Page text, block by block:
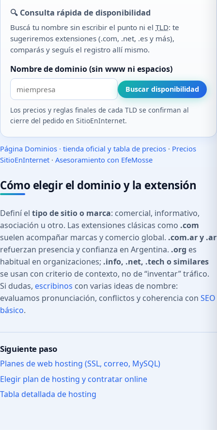
🔍 Consulta rápida de disponibilidad
Buscá tu nombre sin escribir el punto ni el TLD: te
sugeriremos extensiones (.com, .net, .es y más),
comparás y seguís el registro allí mismo.
Nombre de dominio (sin www ni espacios)
Buscar disponibilidad
Los precios y reglas finales de cada TLD se confirman al
cierre del pedido en SitioEnInternet.
Página Dominios · tienda oficial y tabla de precios · Precios
SitioEnInternet · Asesoramiento con EfeMosse
Cómo elegir el dominio y la extensión
Definí el tipo de sitio o marca: comercial, informativo,
asociación u otro. Las extensiones clásicas como .com
suelen acompañar marcas y comercio global. .com.ar y .ar
refuerzan presencia y confianza en Argentina. .org es
habitual en organizaciones; .info, .net, .tech o similares
se usan con criterio de contexto, no de “inventar” tráfico.
Si dudas, escribinos con varias ideas de nombre:
evaluamos pronunciación, conflictos y coherencia con SEO
básico.
Siguiente paso
Planes de web hosting (SSL, correo, MySQL)
Elegir plan de hosting y contratar online
Tabla detallada de hosting